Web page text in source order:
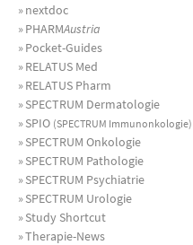
»nextdoc
»PHARMAustria
»Pocket-Guides
»RELATUS Med
»RELATUS Pharm
»SPECTRUM Dermatologie
»SPIO (SPECTRUM Immunonkologie)
»SPECTRUM Onkologie
»SPECTRUM Pathologie
»SPECTRUM Psychiatrie
»SPECTRUM Urologie
»Study Shortcut
»Therapie-News